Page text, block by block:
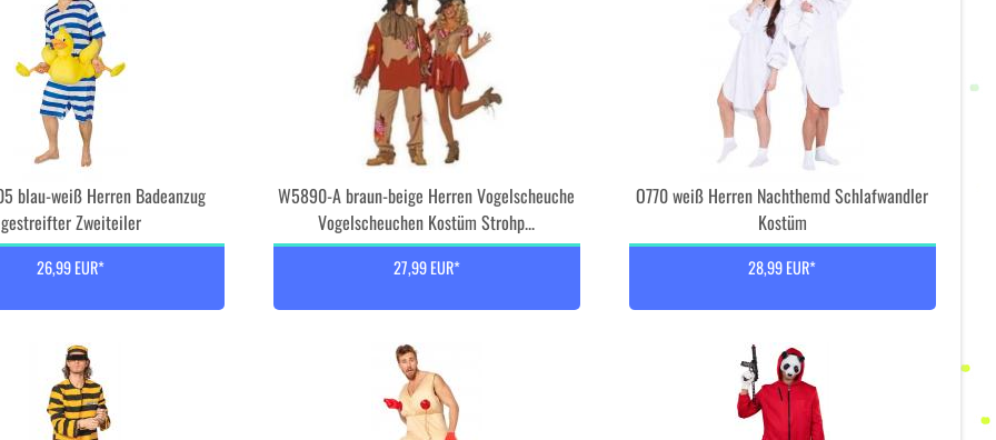
blau-weiß Herren Badeanzug
gestreifter Zweiteiler
26,99 EUR*
W5890-A braun-beige Herren Vogelscheuche
Vogelscheuchen Kostüm Strohp...
27,99 EUR*
O770 weiß Herren Nachthemd Schlafwandler
Kostüm
28,99 EUR*